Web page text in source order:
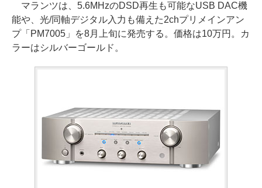
マランツは、5.6MHzのDSD再生も可能なUSB DAC機
能や、光/同軸デジタル入力も備えた2chプリメインアン
プ「PM7005」を8月上旬に発売する。価格は10万円。カ
ラーはシルバーゴールド。